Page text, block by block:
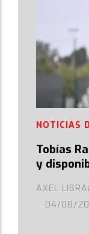
Tobías
y
AXEL
NOTICIAS
04/08/